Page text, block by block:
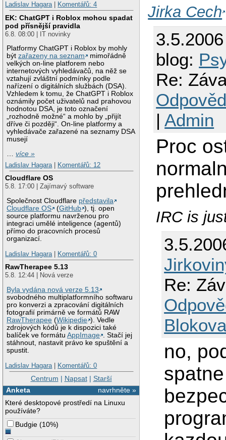
Ladislav Hagara| Komentářů: 4
EK: ChatGPT i Roblox mohou spadat
pod přísnější pravidla
6.8. 08:00 | IT novinky
Platformy ChatGPT i Roblox by mohly
býtzařazeny na seznam
mimořádně
velkých on-line platforem nebo
internetových vyhledávačů, na něž se
vztahují zvláštní podmínky podle
nařízení o digitálních službách (DSA).
Vzhledem k tomu, že ChatGPT i Roblox
oznámily počet uživatelů nad prahovou
hodnotou DSA, je toto označení
„rozhodně možné“ a mohlo by „přijít
dříve či později“. On-line platformy a
vyhledávače zařazené na seznamy DSA
musejí
…více »
Ladislav Hagara | Komentářů: 12
Cloudflare OS
5.8. 17:00 | Zajímavý software
Společnost Cloudflare představila
Cloudflare OS
(GitHub ), tj. open
source platformu navrženou pro
integraci umělé inteligence (agentů)
přímo do pracovních procesů
organizací.
Ladislav Hagara | Komentářů: 0
RawTherapee 5.13
5.8. 12:44 | Nová verze
Byla vydána nová verze 5.13
svobodného multiplatformního softwaru
pro konverzi a zpracování digitálních
fotografií primárně ve formátů RAW
RawTherapee (Wikipedie ). Vedle
zdrojových kódů je k dispozici také
balíček ve formátuAppImage
. Stačí jej
stáhnout, nastavit právo ke spuštění a
spustit.
Ladislav Hagara | Komentářů: 0
Centrum | Napsat| Starší
navrhněte »
Anketa
Které desktopové prostředí na Linuxu
používáte?
Budgie (10%)
Jirka Cech
blog:
Re:
|Admin
Proc
IRC is
Re:
no,